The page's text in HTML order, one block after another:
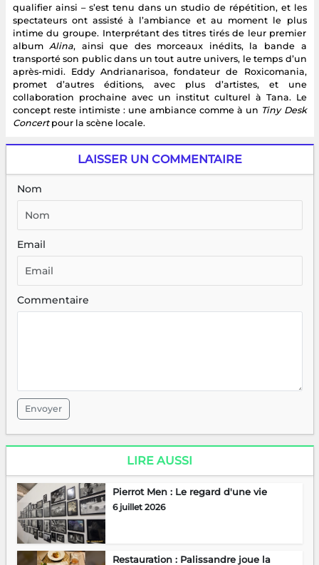
qualifier ainsi – s’est tenu dans un studio de répétition, et les
spectateurs ont assisté à l’ambiance et au moment le plus
intime du groupe. Interprétant des titres tirés de leur premier
albumAlina, ainsi que des morceaux inédits, la bande a
transporté son public dans un tout autre univers, le temps d’un
après-midi. Eddy Andrianarisoa, fondateur de Roxicomania,
promet d’autres éditions, avec plus d’artistes, et une
collaboration prochaine avec un institut culturel à Tana. Le
concept reste intimiste : une ambiance comme à un Tiny Desk
Concertpour la scène locale.
LAISSER UN COMMENTAIRE
Nom
Email
Commentaire
Envoyer
LIRE AUSSI
Pierrot Men : Le regard d'une vie
6 juillet 2026
Restauration : Palissandre joue la